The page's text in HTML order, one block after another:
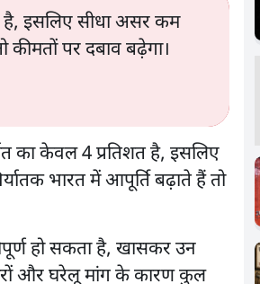
है, इसलिए सीधा असर कम
पर दबाव बढ़ेगा।
का केवल 4 प्रतिशत है, इसलिए
भारत में आपूर्ति बढ़ाते हैं तो
हो सकता है, खासकर उन
और घरेलू मांग के कारण कुल